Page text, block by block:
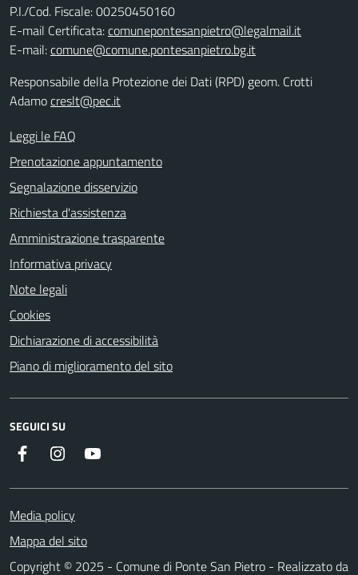
P.I./Cod. Fiscale: 00250450160
E-mail Certificata:comunepontesanpietro@legalmail.it
E-mail:comune@comune.pontesanpietro.bg.it
Responsabile della Protezione dei Dati (RPD) geom. Crotti
Adamocreslt@pec.it
Leggi le FAQ
Prenotazione appuntamento
Segnalazione disservizio
Richiesta d'assistenza
Amministrazione trasparente
Informativa privacy
Note legali
Cookies
Dichiarazione di accessibilità
Piano di miglioramento del sito
SEGUICI SU
Facebook Instagram
Media policy
Mappa del sito
Copyright © 2025 - Comune di Ponte San Pietro - Realizzato da